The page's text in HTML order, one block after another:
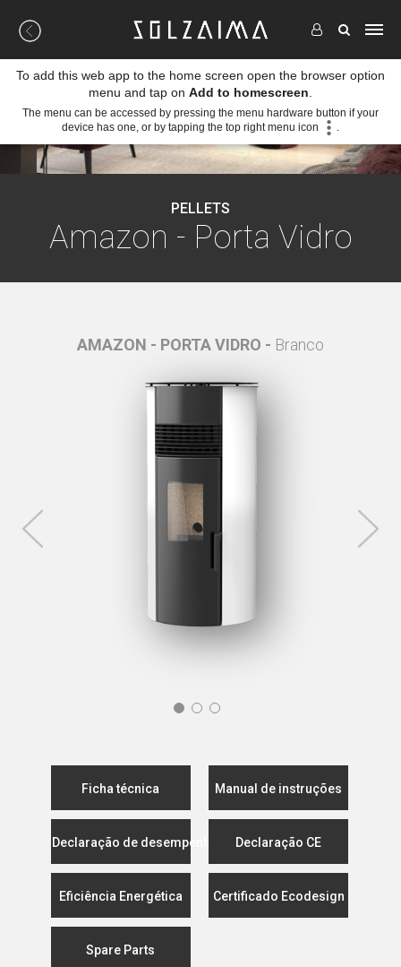
PELLETS
Amazon - Porta Vidro
AMAZON - PORTA VIDRO - Branco
Ficha técnica Manual de instruções
Declaração de desempenho Declaração CE
Eficiência Energética Certificado Ecodesign
Spare Parts
To add this web app to the home screen open the browser option
menu and tap on Add to homescreen
The menu can be accessed by pressing the menu hardware button if your
device has one, or by tapping the top right menu icon
.